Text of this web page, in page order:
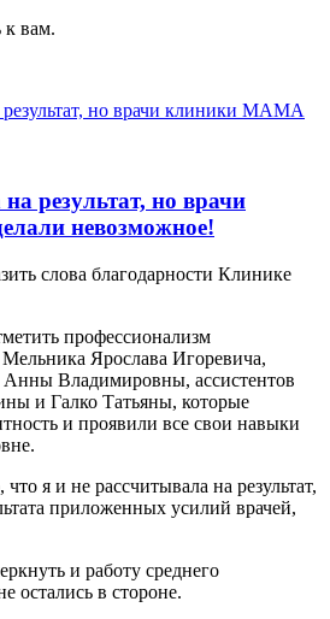
к вам.
результат, но врачи
невозможное!
слова благодарности Клинике
профессионализм
Ярослава Игоревича,
Анны Владимировны, ассистентов
и Галко Татьяны, которые
и проявили все свои навыки
я и не рассчитывала на результат,
приложенных усилий врачей,
и работу среднего
остались в стороне.